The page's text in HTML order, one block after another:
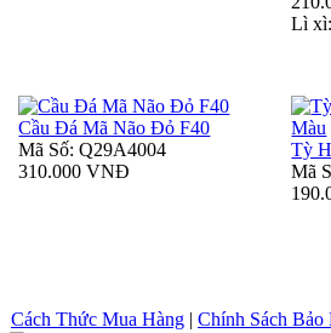
Lì
Cầu Đá Mã Não Đỏ F40
Mã Số: Q29A4004
310.000 VNĐ
Tỳ
Mã
Cách Thức Mua Hàng | Chính Sách Bảo